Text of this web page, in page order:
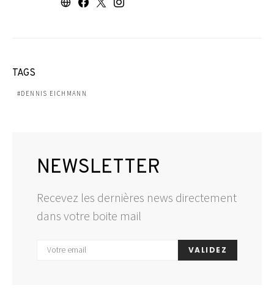
TAGS
DENNIS EICHMANN
NEWSLETTER
Recevez les dernières news directement
dans votre boite mail
VALIDEZ